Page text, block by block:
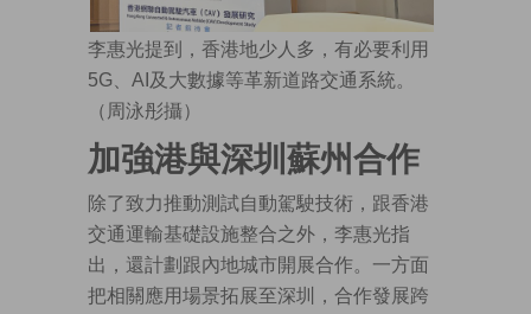
李惠光提到，香港地少人多，有必要利用
5G、AI及大數據等革新道路交通系統。
（周泳彤攝）
加強港與深圳蘇州合作
除了致力推動測試自動駕駛技術，跟香港
交通運輸基礎設施整合之外，李惠光指
出，還計劃跟內地城市開展合作。一方面
把相關應用場景拓展至深圳，合作發展跨